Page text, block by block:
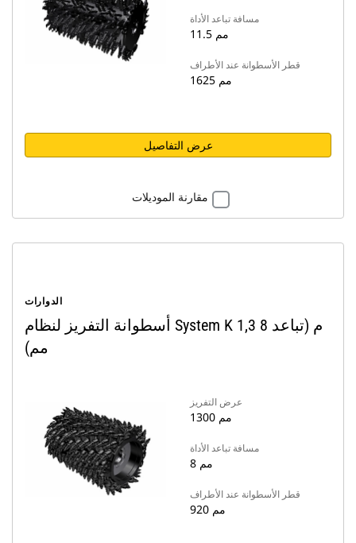
مسافة تباعد الأداة
11.5 مم
قطر الأسطوانة عند الأطراف
1625 مم
عرض التفاصيل
مقارنة الموديلات
الدوارات
أسطوانة التفريز لنظام System K 1,3 م (تباعد 8
مم)
عرض التفريز
1300 مم
مسافة تباعد الأداة
8 مم
قطر الأسطوانة عند الأطراف
920 مم